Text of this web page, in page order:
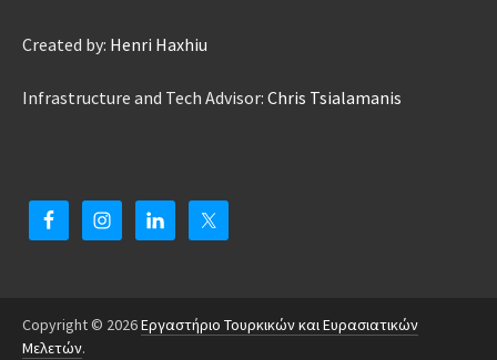
Created by: Henri Haxhiu
Infrastructure and Tech Advisor: Chris Tsialamanis
Copyright © 2026Εργαστήριο Τουρκικών και Ευρασιατικών
Μελετών.